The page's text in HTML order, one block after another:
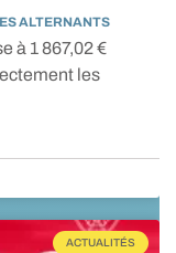
ALTERNANTS
à 1 867,02 €
les
ACTUALITÉS